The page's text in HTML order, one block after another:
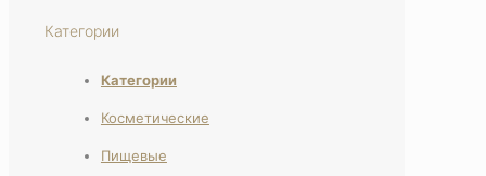
Категории
Категории
Косметические
Пищевые